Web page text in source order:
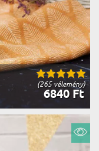
(265 vélemény)
6840 Ft